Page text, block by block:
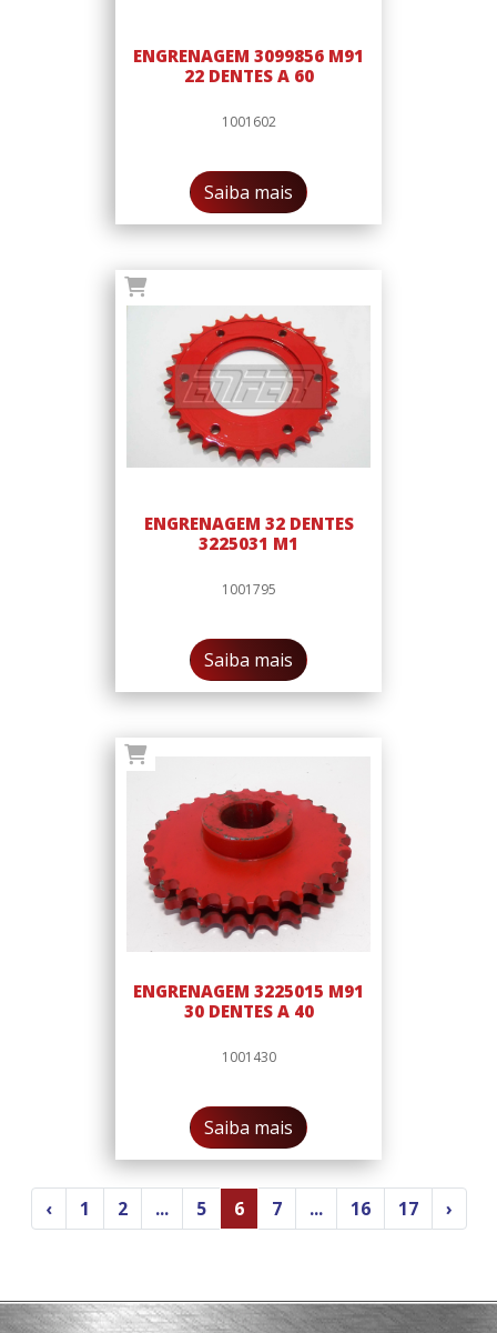
ENGRENAGEM 3099856 M91
22 DENTES A 60
1001602
Saiba mais
ENGRENAGEM 32 DENTES
3225031 M1
1001795
Saiba mais
ENGRENAGEM 3225015 M91
30 DENTES A 40
1001430
Saiba mais
‹ 1 2 ... 5 6 7 ... 16 17 ›